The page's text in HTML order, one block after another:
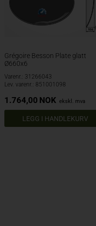
Grégoire Besson Plate glatt
Ø660x6
Varenr.: 31266043
Lev. varenr.: 851001098
1.764,00 NOK ekskl. mva